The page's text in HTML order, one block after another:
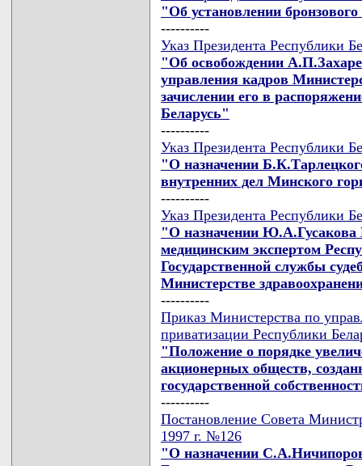
"Об установлении
----------
Указ Президента Республики
"Об освобождении
управления кадров
зачислении его в
Беларусь"
----------
Указ Президента Республики
"О назначении
внутренних дел Минского
----------
Указ Президента Республики
"О назначении Ю.А.Гусакова
медицинским экспертом
Государственной службы
Министерстве
----------
Приказ Министерства по
приватизации Республики
"Положение о порядке
акционерных обществ,
государственной
----------
Постановление Совета
1997 г. №126
"О назначении